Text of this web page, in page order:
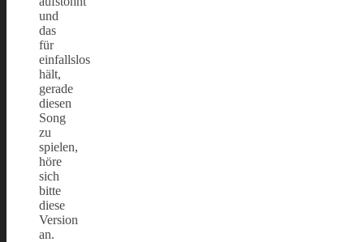
und
das
für
einfallslos
hält,
gerade
diesen
Song
zu
spielen,
höre
sich
bitte
diese
Version
an.